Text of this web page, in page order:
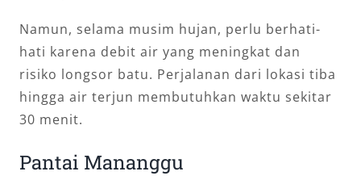
Namun, selama musim hujan, perlu berhati-
hati karena debit air yang meningkat dan
risiko longsor batu. Perjalanan dari lokasi tiba
hingga air terjun membutuhkan waktu sekitar
30 menit.
Pantai Mananggu